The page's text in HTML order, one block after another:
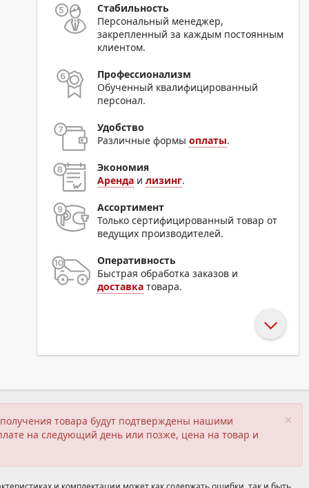
Стабильность
Персональный менеджер,
закрепленный за каждым постоянным
клиентом.
Профессионализм
Обученный квалифицированный
персонал.
Удобство
Различные формыоплаты.
Экономия
Аренда илизинг.
Ассортимент
Только сертифицированный товар от
ведущих производителей.
Оперативность
Быстрая обработка заказов и
доставка товара.
×
товара будут подтверждены нашими
на следующий день или позже, цена на товар и